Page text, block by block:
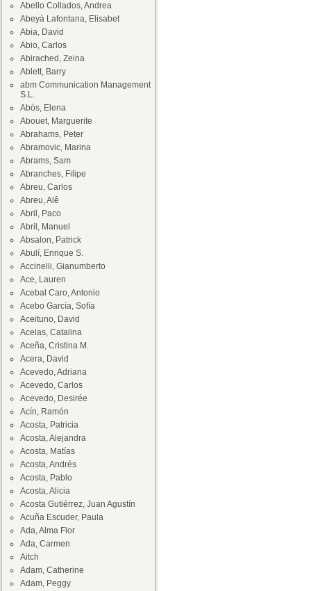
Abello Collados, Andrea
Abeyà Lafontana, Elisabet
Abia, David
Abio, Carlos
Abirached, Zeina
Ablett, Barry
abm Communication Management
S.L.
Abós, Elena
Abouet, Marguerite
Abrahams, Peter
Abramovic, Marina
Abrams, Sam
Abranches, Filipe
Abreu, Carlos
Abreu, Alê
Abril, Paco
Abril, Manuel
Absalon, Patrick
Abulí, Enrique S.
Accinelli, Gianumberto
Ace, Lauren
Acebal Caro, Antonio
Acebo García, Sofía
Aceituno, David
Acelas, Catalina
Aceña, Cristina M.
Acera, David
Acevedo, Adriana
Acevedo, Carlos
Acevedo, Desirée
Acín, Ramón
Acosta, Patricia
Acosta, Alejandra
Acosta, Matías
Acosta, Andrés
Acosta, Pablo
Acosta, Alicia
Acosta Gutiérrez, Juan Agustín
Acuña Escuder, Paula
Ada, Alma Flor
Ada, Carmen
Aitch
Adam, Catherine
Adam, Peggy